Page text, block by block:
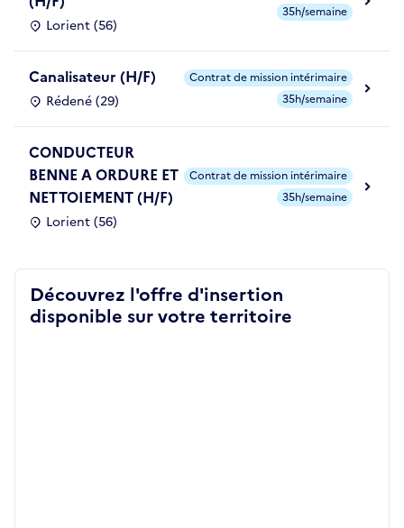
Lorient (56)
35h/semaine
Canalisateur (H/F)
Rédené (29)
Contrat de mission intérimaire
35h/semaine
CONDUCTEUR
BENNE A ORDURE ET
NETTOIEMENT (H/F)
Lorient (56)
Contrat de mission intérimaire
35h/semaine
Découvrez l'offre d'insertion
disponible sur votre territoire